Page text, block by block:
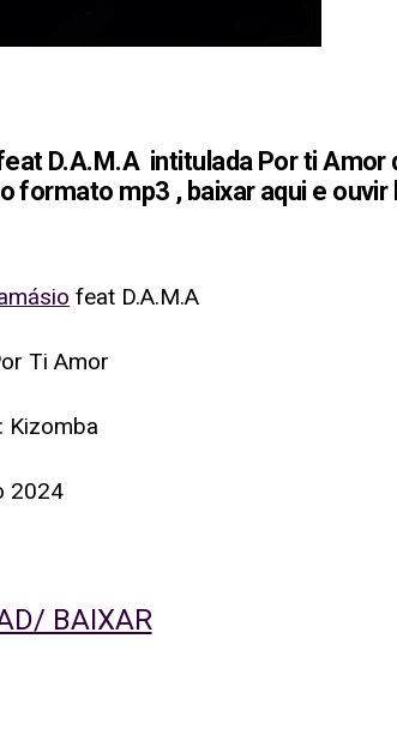
D.A.M.A intitulada Por ti Amor
formato mp3 , baixar aqui e ouvir
feat D.A.M.A
Ti Amor
Kizomba
2024
BAIXAR